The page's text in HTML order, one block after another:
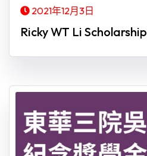
2021年12月3日
Ricky WT Li Scholarship